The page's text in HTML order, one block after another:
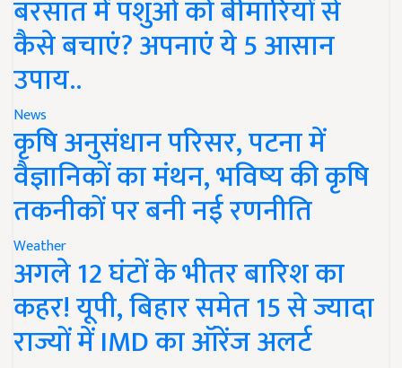
बरसात में पशुओं को बीमारियों से
कैसे बचाएं? अपनाएं ये 5 आसान
उपाय..
News
कृषि अनुसंधान परिसर, पटना में
वैज्ञानिकों का मंथन, भविष्य की कृषि
तकनीकों पर बनी नई रणनीति
Weather
अगले 12 घंटों के भीतर बारिश का
कहर! यूपी, बिहार समेत 15 से ज्यादा
राज्यों में IMD का ऑरेंज अलर्ट